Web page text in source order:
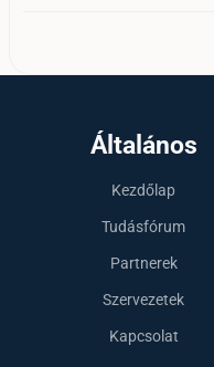
Általános
Kezdőlap
Tudásfórum
Partnerek
Szervezetek
Kapcsolat